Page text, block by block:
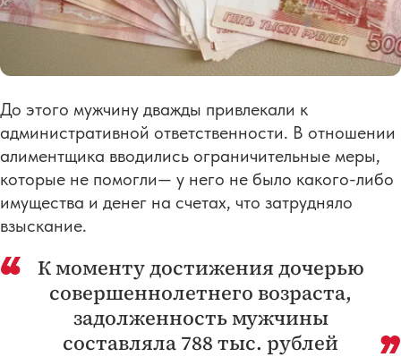
До этого мужчину дважды привлекали к
административной ответственности. В отношении
алиментщика вводились ограничительные меры,
которые не помогли— у него не было какого-либо
имущества и денег на счетах, что затрудняло
взыскание.
К моменту достижения дочерью
совершеннолетнего возраста,
задолженность мужчины
составляла 788 тыс. рублей